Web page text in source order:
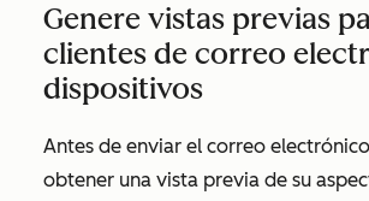
Genere vistas previas
clientes de correo
dispositivos
Antes de enviar el correo
obtener una vista previa de su